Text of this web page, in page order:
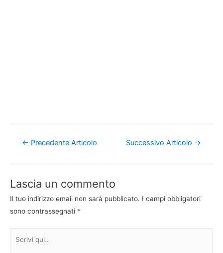
Navigazione
← Precedente Articolo Successivo Articolo →
Lascia un commento
Il tuo indirizzo email non sarà pubblicato. I campi obbligatori
sono contrassegnati *